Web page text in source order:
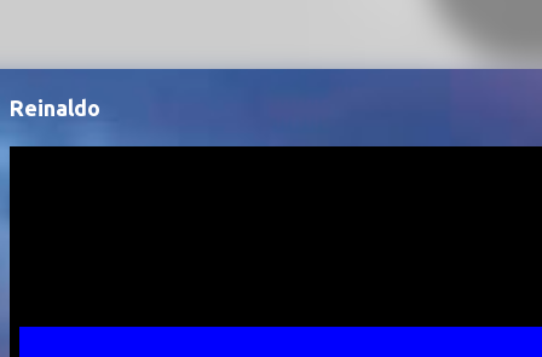
Reinaldo